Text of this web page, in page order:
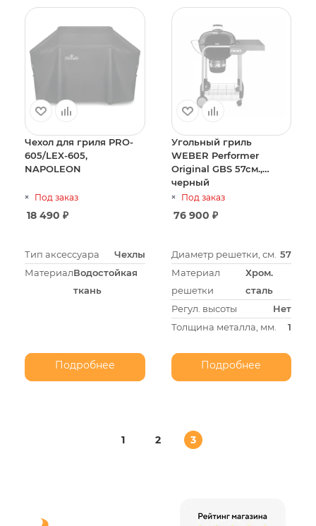
Чехол для гриля PRO-
605/LEX-605,
NAPOLEON
Под заказ
18 490 ₽
Тип аксессуара
Чехлы
МатериалВодостойкая
ткань
Подробнее
Угольный гриль
WEBER Performer
Original GBS 57см.,
черный
Под заказ
76 900 ₽
Диаметр решетки, см. 57
Материал
решетки
Хром.
сталь
Регул. высоты
Нет
Толщина металла, мм.
1
Подробнее
1 2 3